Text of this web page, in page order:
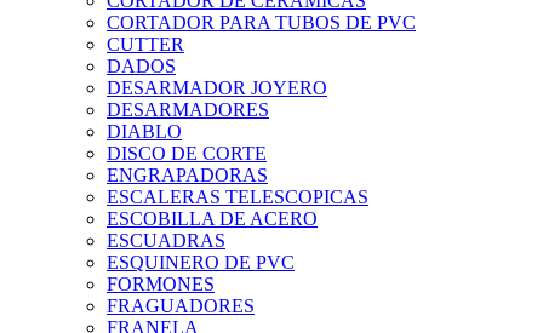
CORTADOR PARA TUBOS DE PVC
CUTTER
DADOS
DESARMADOR JOYERO
DESARMADORES
DIABLO
DISCO DE CORTE
ENGRAPADORAS
ESCALERAS TELESCOPICAS
ESCOBILLA DE ACERO
ESCUADRAS
ESQUINERO DE PVC
FORMONES
FRAGUADORES
FRANELA